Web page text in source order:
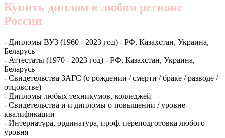
Купить диплом в любом регионе
России
- Дипломы ВУЗ (1960 - 2023 год) - РФ, Казахстан, Украина,
Беларусь
- Аттестаты (1970 - 2023 год) - РФ, Казахстан, Украина,
Беларусь
- Свидетельства ЗАГС (о рождении / смерти / браке / разводе /
отцовстве)
- Дипломы любых техникумов, колледжей
- Свидетельства и и дипломы о повышении / уровне
квалификации
- Интернатура, ординатура, проф. переподготовка любого
уровня